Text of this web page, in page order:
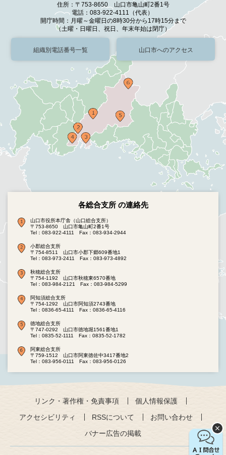
住所：〒753-8650 山口市亀山町2番1号
電話：083-922-4111（代表）
開庁時間：月曜～金曜日の8時30分から17時15分まで
（土曜・日曜日、祝日、年末年始は閉庁）
組織別電話番号一覧 山口市へのアクセス
各総合支所 の連絡先
山口市役所本庁舎（山口総合支所）
〒753-8650 山口市亀山町2番1号
Tel：083-922-4111
Fax：083-934-2944
小郡総合支所
〒754-8511 山口市小郡下郷609番地1
Tel：083-973-2411
Fax：083-973-4892
秋穂総合支所
〒754-1192 山口市秋穂東6570番地
Tel：083-984-2121
Fax：083-984-5299
阿知須総合支所
〒754-1292 山口市阿知須2743番地
Tel：0836-65-4111
Fax：0836-65-4116
徳地総合支所
〒747-0292 山口市徳地堀1561番地1
Tel：0835-52-1111
Fax：0835-52-1782
阿東総合支所
〒759-1512 山口市阿東徳佐中3417番地2
Tel：083-956-0111
Fax：083-956-0126
リンク・著作権・免責事項
個人情報保護
アクセシビリティ
RSSについて
お問い合わせ
バナー広告の掲載